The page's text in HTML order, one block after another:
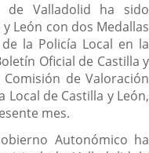
de Valladolid ha sido
León con dos Medallas
la Policía Local en la
Oficial de Castilla y
Comisión de Valoración
Local de Castilla y León,
mes.
Autonómico ha